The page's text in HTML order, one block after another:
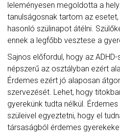
leleményesen megoldotta a
tanulságosnak tartom az
hasonló szülinapot átélni.
ennek a legfőbb vesztese a
Sajnos előfordul, hogy az
népszerű az osztályban ezért
Érdemes ezért jó alaposan
szervezését. Lehet, hogy
gyerekünk tudta nélkül.
szüleivel egyeztetni, hogy el
társaságból érdemes